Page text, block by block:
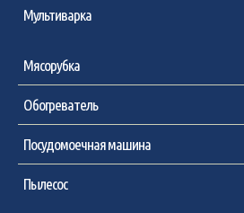
Мультиварка
Мясорубка
Обогреватель
Посудомоечная машина
Пылесос